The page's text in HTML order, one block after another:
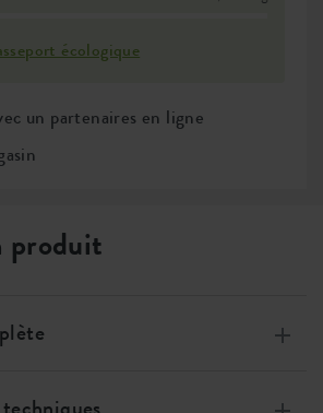
écologique
un partenaires en ligne
produit
100 % recyclable